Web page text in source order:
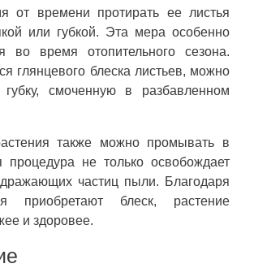
от времени протирать ее листья
или губкой. Эта мера особенно
во время отопительного сезона.
глянцевого блеска листьев, можно
губку, смоченную в разбавленном
также можно промывать в
не только освобождает
частиц пыли. Благодаря
приобретают блеск, растение
и здоровее.